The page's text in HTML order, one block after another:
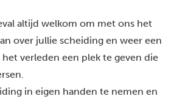
altijd welkom om met ons het
over jullie scheiding en weer een
verleden een plek te geven die
in eigen handen te nemen en